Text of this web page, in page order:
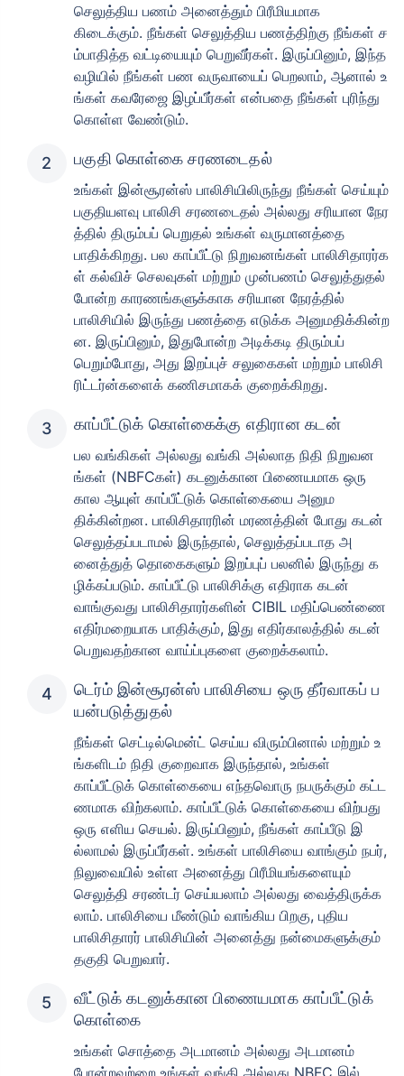
செலுத்திய பணம் அனைத்தும் பிரீமியமாக
கிடைக்கும். நீங்கள் செலுத்திய பணத்திற்கு நீங்கள் ச
ம்பாதித்த வட்டியையும் பெறுவீர்கள். இருப்பினும், இந்த
வழியில் நீங்கள் பண வருவாயைப் பெறலாம், ஆனால் உ
ங்கள் கவரேஜை இழப்பீர்கள் என்பதை நீங்கள் புரிந்து
கொள்ள வேண்டும்.
பகுதி கொள்கை சரணடைதல்
உங்கள் இன்சூரன்ஸ் பாலிசியிலிருந்து நீங்கள் செய்யும்
பகுதியளவு பாலிசி சரணடைதல் அல்லது சரியான நேர
த்தில் திரும்பப் பெறுதல் உங்கள் வருமானத்தை
பாதிக்கிறது. பல காப்பீட்டு நிறுவனங்கள் பாலிசிதாரர்க
ள் கல்விச் செலவுகள் மற்றும் முன்பணம் செலுத்துதல்
போன்ற காரணங்களுக்காக சரியான நேரத்தில்
பாலிசியில் இருந்து பணத்தை எடுக்க அனுமதிக்கின்ற
ன. இருப்பினும், இதுபோன்ற அடிக்கடி திரும்பப்
பெறும்போது, ​​அது இறப்புச் சலுகைகள் மற்றும் பாலிசி
ரிட்டர்ன்களைக் கணிசமாகக் குறைக்கிறது.
காப்பீட்டுக் கொள்கைக்கு எதிரான கடன்
பல வங்கிகள் அல்லது வங்கி அல்லாத நிதி நிறுவன
ங்கள் (NBFCகள்) கடனுக்கான பிணையமாக ஒரு
கால ஆயுள் காப்பீட்டுக் கொள்கையை அனும
திக்கின்றன. பாலிசிதாரரின் மரணத்தின் போது கடன்
செலுத்தப்படாமல் இருந்தால், செலுத்தப்படாத அ
னைத்துத் தொகைகளும் இறப்புப் பலனில் இருந்து க
ழிக்கப்படும். காப்பீட்டு பாலிசிக்கு எதிராக கடன்
வாங்குவது பாலிசிதாரர்களின் CIBIL மதிப்பெண்ணை
எதிர்மறையாக பாதிக்கும், இது எதிர்காலத்தில் கடன்
பெறுவதற்கான வாய்ப்புகளை குறைக்கலாம்.
டெர்ம் இன்சூரன்ஸ் பாலிசியை ஒரு தீர்வாகப் ப
யன்படுத்துதல்
நீங்கள் செட்டில்மென்ட் செய்ய விரும்பினால் மற்றும் உ
ங்களிடம் நிதி குறைவாக இருந்தால், உங்கள்
காப்பீட்டுக் கொள்கையை எந்தவொரு நபருக்கும் கட்ட
ணமாக விற்கலாம். காப்பீட்டுக் கொள்கையை விற்பது
ஒரு எளிய செயல். இருப்பினும், நீங்கள் காப்பீடு இ
ல்லாமல் இருப்பீர்கள். உங்கள் பாலிசியை வாங்கும் நபர்,
நிலுவையில் உள்ள அனைத்து பிரீமியங்களையும்
செலுத்தி சரண்டர் செய்யலாம் அல்லது வைத்திருக்க
லாம். பாலிசியை மீண்டும் வாங்கிய பிறகு, புதிய
பாலிசிதாரர் பாலிசியின் அனைத்து நன்மைகளுக்கும்
தகுதி பெறுவார்.
வீட்டுக் கடனுக்கான பிணையமாக காப்பீட்டுக்
கொள்கை
உங்கள் சொத்தை அடமானம் அல்லது அடமானம்
போன்றவற்றை உங்கள் வங்கி அல்லது NBFC இல்
வயது டேர்ம் இன்சூரன்ஸ் பிரீமியங்களை
எவ்வாறு
பாதிக்கிறது
24 வயது
₹ 434/மாதம்*
34 வயது
₹ 630/மாதம் *